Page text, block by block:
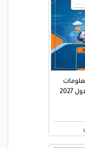
للصف الاول الاعدادي الترم الاول 2027